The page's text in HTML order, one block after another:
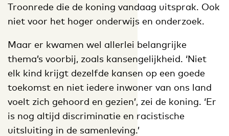
Troonrede die de koning vandaag uitsprak. Ook
niet voor het hoger onderwijs en onderzoek.
Maar er kwamen wel allerlei belangrijke
thema’s voorbij, zoals kansengelijkheid. ‘Niet
elk kind krijgt dezelfde kansen op een goede
toekomst en niet iedere inwoner van ons land
voelt zich gehoord en gezien’, zei de koning. ‘Er
is nog altijd discriminatie en racistische
uitsluiting in de samenleving.’